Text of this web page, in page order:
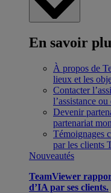
En savoir
À propos de
lieux et les
Contacter
l’assistance
Devenir
partenariat
Témoignages
par les clients
Nouveautés
TeamViewer
d’IA par ses clients.